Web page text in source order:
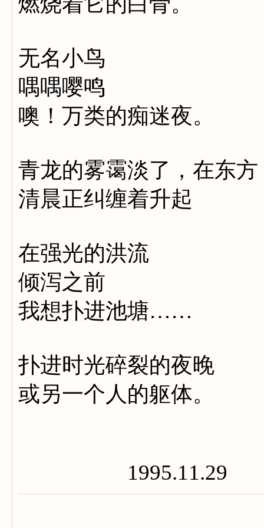
无名小鸟
喁喁嘤鸣
噢！万类的痴迷夜。
青龙的雾霭淡了，在东方
清晨正纠缠着升起
在强光的洪流
倾泻之前
我想扑进池塘……
扑进时光碎裂的夜晚
或另一个人的躯体。
1995.11.29